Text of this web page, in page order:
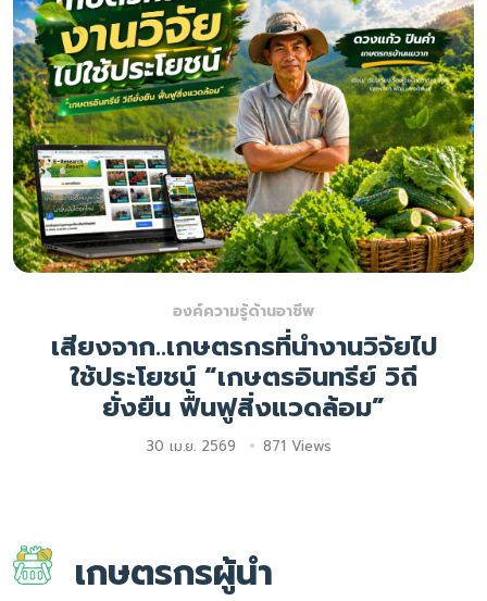
องค์ความรู้ด้านอาชีพ
เสียงจาก..เกษตรกรที่นำงานวิจัยไป
ใช้ประโยชน์ “เกษตรอินทรีย์ วิถี
ยั่งยืน ฟื้นฟูสิ่งแวดล้อม”
30 เม.ย. 2569 871 Views
เกษตรกรผู้นำ